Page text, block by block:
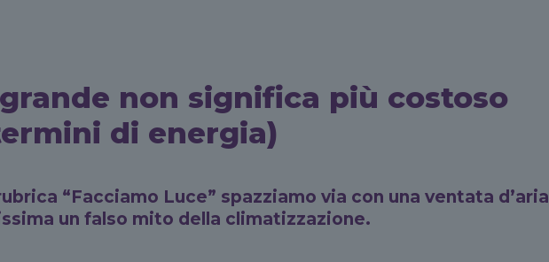
non significa più costoso
di energia)
“Facciamo Luce” spazziamo via con una ventata d’aria
un falso mito della climatizzazione.